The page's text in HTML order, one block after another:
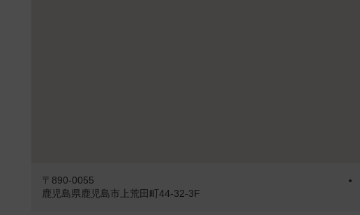
〒890-0055
鹿児島県鹿児島市上荒田町44-32-3F